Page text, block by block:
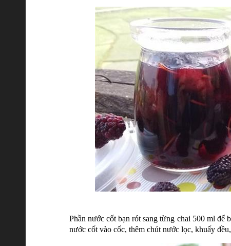
Phần nước cốt bạn rót sang từng chai 500 ml để
nước cốt vào cốc, thêm chút nước lọc, khuấy